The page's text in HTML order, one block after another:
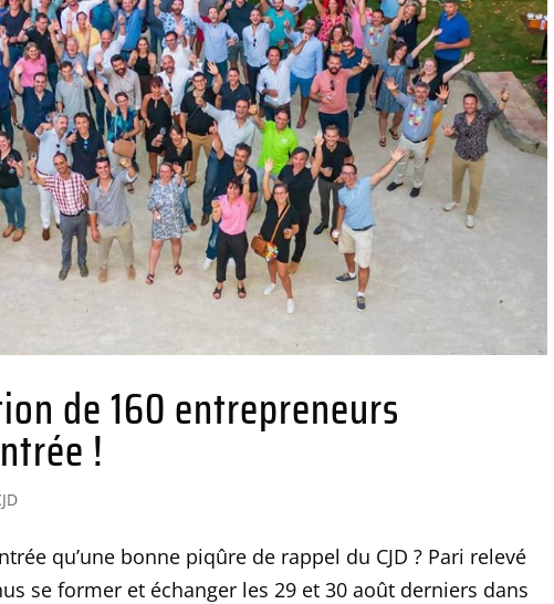
de 160 entrepreneurs
!
qu’une bonne piqûre de rappel du CJD ? Pari relevé
se former et échanger les 29 et 30 août derniers dans